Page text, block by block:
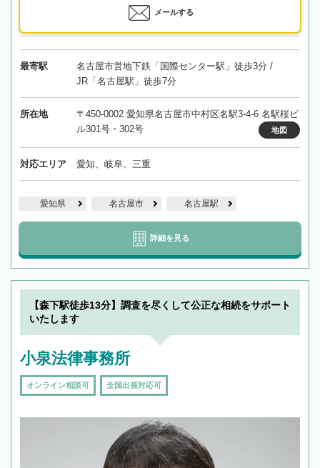
メールする
最寄駅
名古屋市営地下鉄「国際センター駅」徒歩3分 /
JR「名古屋駅」徒歩7分
所在地
〒450-0002 愛知県名古屋市中村区名駅3-4-6 名駅桜ビ
ル301号・302号
地図
対応エリア 愛知、岐阜、三重
愛知県 名古屋市 名古屋駅
詳細を見る
【森下駅徒歩13分】調査を尽くして公正な相続をサポート
いたします
小泉法律事務所
オンライン相談可 全国出張対応可